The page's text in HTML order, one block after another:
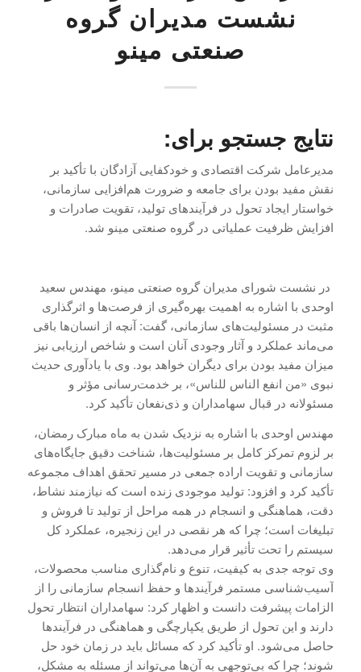
نشست مدیران گروه
صنعتی مینو
نتایج جستجو برای:
مدیرعامل شرکت اقتصادی و خودکفایی آزادگان با تأکید بر
نقش مفید بودن برای جامعه و ضرورت هم‌افزایی سازمانی،
خواستار ایجاد تحول در فرآیندهای تولید، تقویت صادرات و
افزایش ظرفیت عملیاتی در گروه صنعتی مینو شد.
در نشست شورای مدیران گروه صنعتی مینو، مهندس سعید
اوحدی با اشاره به اهمیت بهره‌گیری از فرصت‌ها و اثرگذاری
مثبت در مسئولیت‌های سازمانی، گفت: آنچه از انسان‌ها باقی
می‌ماند عملکرد و آثار وجودی آنان است و شاخص ارزیابی نیز
میزان مفید بودن برای دیگران خواهد بود. وی با یادآوری حدیث
نبوی «من انفع الناس للناس»، بر خدمت‌رسانی مؤثر و
مسئولانه در قبال سهامداران و ذی‌نفعان تأکید کرد.
مهندس اوحدی با اشاره به نزدیک شدن به ماه مبارک رمضان،
بر لزوم تمرکز کامل بر مسئولیت‌ها، شناخت دقیق جایگاه‌های
سازمانی و تقویت اراده جمعی در مسیر تحقق اهداف مجموعه
تأکید کرد و افزود: تولید موجودی زنده است که نیازمند نشاط،
دقت، هماهنگی و انسجام در همه مراحل از تولید تا فروش و
تبلیغات است؛ چرا که هر نقصی در این زنجیره، عملکرد کل
سیستم را تحت تأثیر قرار می‌دهد.
وی توجه جدی به کیفیت، تنوع و نام‌گذاری مناسب محصولات،
آسیب‌شناسی مستمر فرآیندها و حفظ انسجام سازمانی را از
الزامات پیشرفت دانست و اظهار کرد: سهامداران انتظار تحول
دارند و این تحول از طریق یکپارچگی و هماهنگی در فرآیندها
حاصل می‌شود. او تأکید کرد که مسائل باید در زمان خود حل
شوند؛ چرا که بی‌توجهی به آن‌ها می‌تواند از مسئله به مشکل،